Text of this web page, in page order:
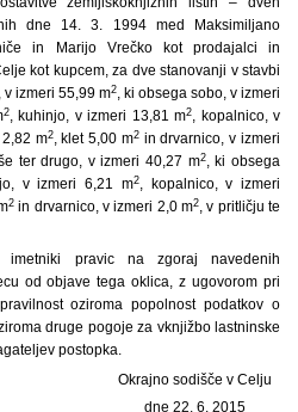
dne 14. 3. 1994 med Maksimiljano
in Marijo Vrečko kot prodajalci in
kot kupcem, za dve stanovanji v stavbi
izmeri 55,99 m2, ki obsega sobo, v izmeri
2, kuhinjo, v izmeri 13,81 m2, kopalnico, v
m2, klet 5,00 m2in drvarnico, v izmeri
ter drugo, v izmeri 40,27 m2, ki obsega
v izmeri 6,21 m2, kopalnico, v izmeri
2 in drvarnico, v izmeri 2,0 m2, v pritličju te
pravic na zgoraj navedenih
od objave tega oklica, z ugovorom pri
oziroma popolnost podatkov o
druge pogoje za vknjižbo lastninske
postopka.
Okrajno sodišče v Celju
dne 22. 6. 2015